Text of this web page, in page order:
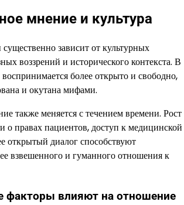
мнение и культура
зависит от культурных
воззрений и исторического контекста. В
более открыто и свободно,
и окутана мифами.
также меняется с течением времени. Рост
о правах пациентов, доступ к медицинской
открытый диалог способствуют
взвешенного и гуманного отношения к
факторы влияют на отношение